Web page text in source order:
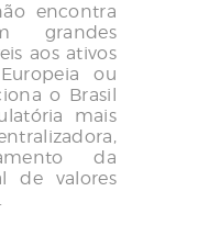
encontra
grandes
aos ativos
ou
o Brasil
mais
da
de valores